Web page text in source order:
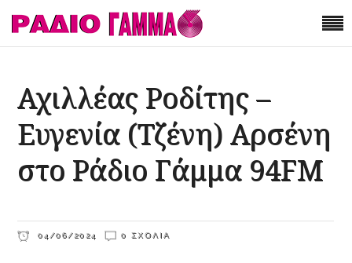
Αχιλλέας Ροδίτης –
Ευγενία (Τζένη) Αρσένη
στο Ράδιο Γάμμα 94FM
04/06/2024 0 ΣΧΌΛΙΑ